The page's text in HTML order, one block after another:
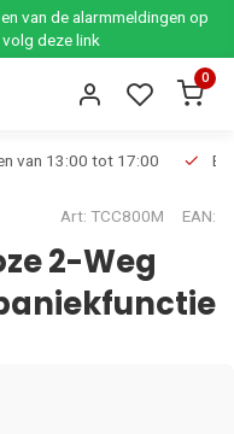
van de alarmmeldingen op
deze link
0
van 13:00 tot 17:00
Art: TCC800M EAN:
2-Weg